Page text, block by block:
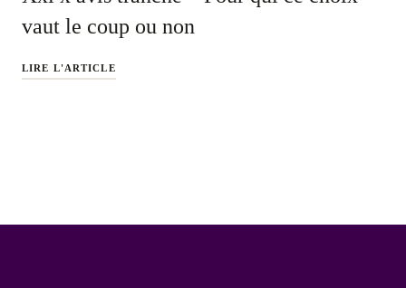
vaut le coup ou non
LIRE L'ARTICLE